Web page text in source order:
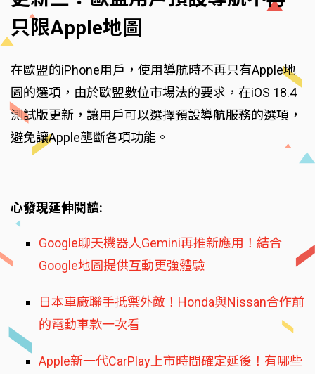
只限Apple地圖
在歐盟的iPhone用戶，使用導航時不再只有Apple地
圖的選項，由於歐盟數位市場法的要求，在iOS 18.4
測試版更新，讓用戶可以選擇預設導航服務的選項，
避免讓Apple壟斷各項功能。
心發現延伸閱讀:
Google聊天機器人Gemini再推新應用！結合
Google地圖提供互動更強體驗
日本車廠聯手抵禦外敵！Honda與Nissan合作前
的電動車款一次看
Apple新一代CarPlay上市時間確定延後！有哪些